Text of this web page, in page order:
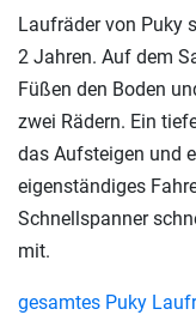
Laufräder von Puky
2 Jahren. Auf dem
Füßen den Boden
zwei Rädern. Ein
das Aufsteigen und
eigenständiges
Schnellspanner
mit.
gesamtes Puky